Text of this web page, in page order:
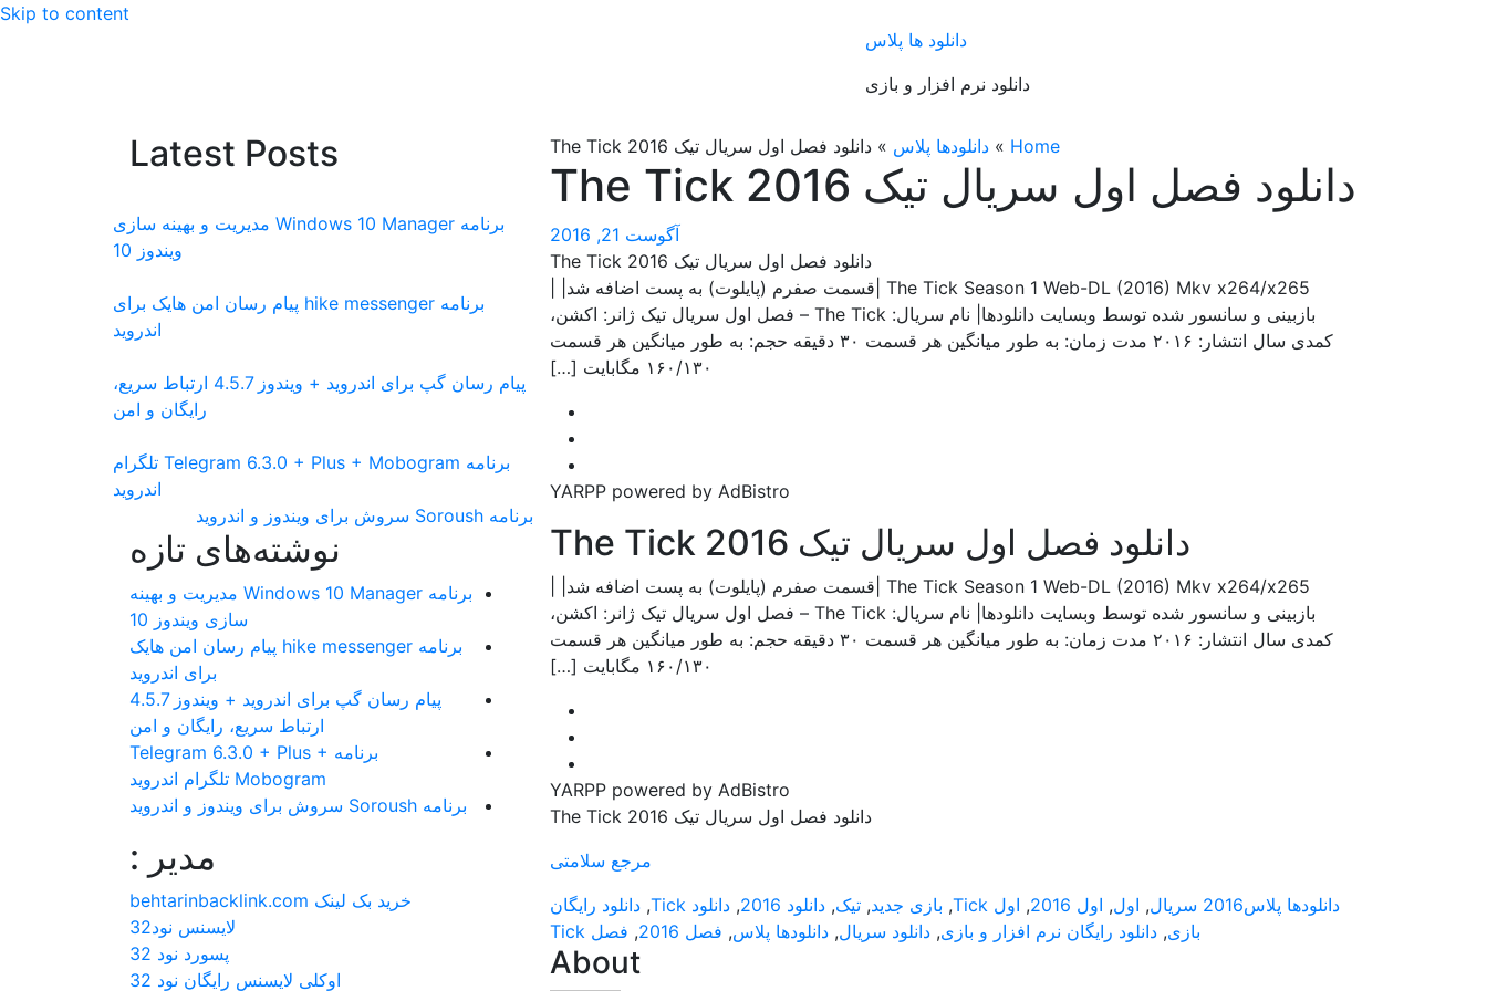
Skip to content
دانلود ها پلاس
دانلود نرم افزار و بازی
Home
» دانلودها پلاس » دانلود فصل اول سریال تیک The Tick 2016
دانلود فصل اول سریال تیک The Tick 2016
آگوست 21, 2016
دانلود فصل اول سریال تیک The Tick 2016
The Tick Season 1 Web-DL (2016) Mkv x264/x265 |قسمت صفرم (پایلوت) به پست اضافه شد| |
بازبینی و سانسور شده توسط وبسایت دانلودها| نام سریال: The Tick – فصل اول سریال تیک ژانر: اکشن،
کمدی سال انتشار: ۲۰۱۶ مدت زمان: به طور میانگین هر قسمت ۳۰ دقیقه حجم: به طور میانگین هر قسمت
۱۶۰/۱۳۰ مگابایت […]
YARPP powered by AdBistro
دانلود فصل اول سریال تیک The Tick 2016
The Tick Season 1 Web-DL (2016) Mkv x264/x265 |قسمت صفرم (پایلوت) به پست اضافه شد| |
بازبینی و سانسور شده توسط وبسایت دانلودها| نام سریال: The Tick – فصل اول سریال تیک ژانر: اکشن،
کمدی سال انتشار: ۲۰۱۶ مدت زمان: به طور میانگین هر قسمت ۳۰ دقیقه حجم: به طور میانگین هر قسمت
۱۶۰/۱۳۰ مگابایت […]
YARPP powered by AdBistro
دانلود فصل اول سریال تیک The Tick 2016
مرجع سلامتی
دانلودها پلاس2016 سریال , اول, اول 2016 , اول Tick , بازی جدید, تیک, دانلود 2016 , دانلود Tick , دانلود رایگان
بازی, دانلود رایگان نرم افزار و بازی, دانلود سریال, دانلودها پلاس, فصل 2016 , فصل Tick
About
Latest Posts
برنامه Windows 10 Manager مدیریت و بهینه سازی
ویندوز 10
برنامه hike messenger پیام‌ رسان‌ امن هایک برای
اندروید
پیام رسان گپ برای اندروید + ویندوز 4.5.7 ارتباط سریع،
رایگان و امن
برنامه Telegram 6.3.0 + Plus + Mobogram تلگرام
اندروید
برنامه Soroush سروش برای ویندوز و اندروید
نوشته‌های تازه
برنامه Windows 10 Manager مدیریت و بهینه
سازی ویندوز 10
برنامه hike messenger پیام‌ رسان‌ امن هایک
برای اندروید
پیام رسان گپ برای اندروید + ویندوز 4.5.7
ارتباط سریع، رایگان و امن
برنامه Telegram 6.3.0 + Plus +
Mobogram تلگرام اندروید
برنامه Soroush سروش برای ویندوز و اندروید
مدیر :
خرید بک لینک behtarinbacklink.com
لایسنس نود32
پسورد نود 32
اوکلی لایسنس رایگان نود 32